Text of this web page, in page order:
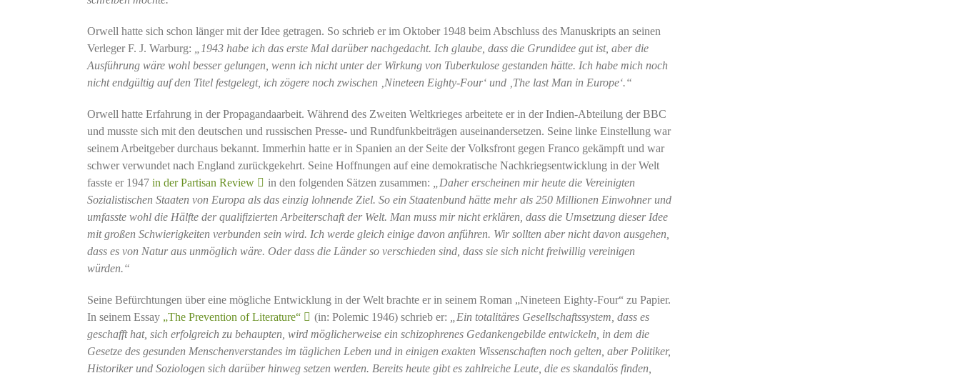
Orwell hatte sich schon länger mit der Idee getragen. So schrieb er im Oktober 1948 beim Abschluss des Manuskripts an seinen
Verleger F. J. Warburg:
„1943 habe ich das erste Mal darüber nachgedacht. Ich glaube, dass die Grundidee gut ist, aber die
Ausführung wäre wohl besser gelungen, wenn ich nicht unter der Wirkung von Tuberkulose gestanden hätte. Ich habe mich noch
nicht endgültig auf den Titel festgelegt, ich zögere noch zwischen ‚Nineteen Eighty-Four‘ und ‚The last Man in Europe‘.“
Orwell hatte Erfahrung in der Propagandaarbeit. Während des Zweiten Weltkrieges arbeitete er in der Indien-Abteilung der BBC
und musste sich mit den deutschen und russischen Presse- und Rundfunkbeiträgen auseinandersetzen. Seine linke Einstellung war
seinem Arbeitgeber durchaus bekannt. Immerhin hatte er in Spanien an der Seite der Volksfront gegen Franco gekämpft und war
schwer verwundet nach England zurückgekehrt. Seine Hoffnungen auf eine demokratische Nachkriegsentwicklung in der Welt
fasste er 1947 in der Partisan Review in den folgenden Sätzen zusammen:
„Daher erscheinen mir heute die Vereinigten
Sozialistischen Staaten von Europa als das einzig lohnende Ziel. So ein Staatenbund hätte mehr als 250 Millionen Einwohner und
umfasste wohl die Hälfte der qualifizierten Arbeiterschaft der Welt. Man muss mir nicht erklären, dass die Umsetzung dieser Idee
mit großen Schwierigkeiten verbunden sein wird. Ich werde gleich einige davon anführen. Wir sollten aber nicht davon ausgehen,
dass es von Natur aus unmöglich wäre. Oder dass die Länder so verschieden sind, dass sie sich nicht freiwillig vereinigen
würden.“
Seine Befürchtungen über eine mögliche Entwicklung in der Welt brachte er in seinem Roman „Nineteen Eighty-Four“ zu Papier.
In seinem Essay „The Prevention of Literature“ (in: Polemic 1946) schrieb er:
Ein totalitäres Gesellschaftssystem, dass es
geschafft hat, sich erfolgreich zu behaupten, wird möglicherweise ein schizophrenes Gedankengebilde entwickeln, in dem die
Gesetze des gesunden Menschenverstandes im täglichen Leben und in einigen exakten Wissenschaften noch gelten, aber Politiker,
Historiker und Soziologen sich darüber hinweg setzen werden. Bereits heute gibt es zahlreiche Leute, die es skandalös finden,